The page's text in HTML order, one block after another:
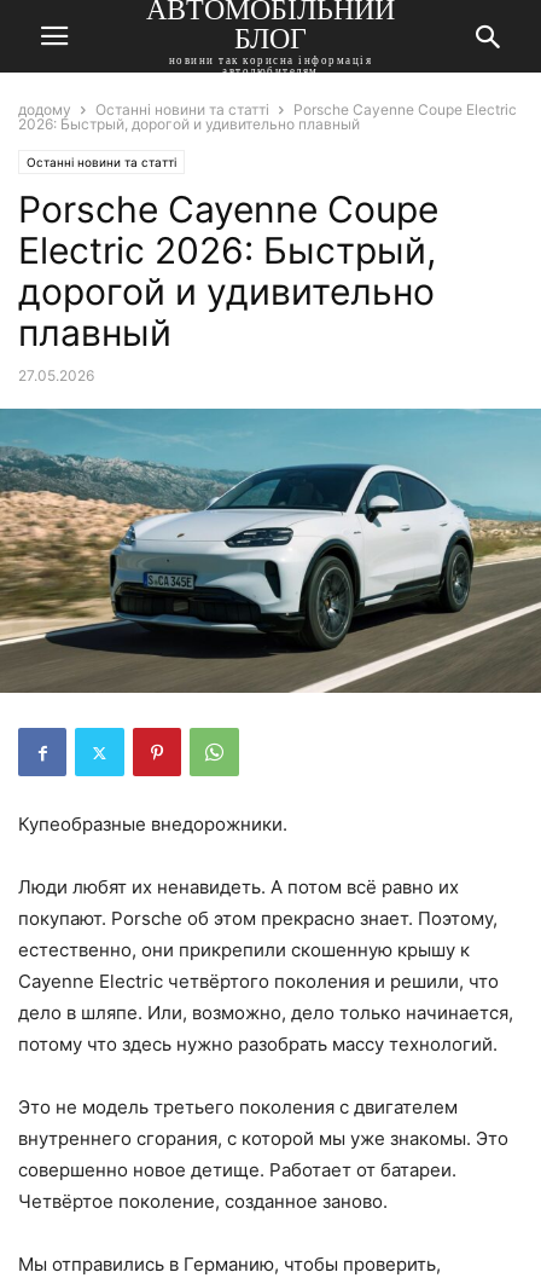
АВТОМОБІЛЬНИЙ
БЛОГ
новини так корисна інформація
автолюбителям
додому Останні новини та статті
Porsche Cayenne Coupe Electric
2026: Быстрый, дорогой и удивительно плавный
Останні новини та статті
Porsche Cayenne Coupe
Electric 2026: Быстрый,
дорогой и удивительно
плавный
27.05.2026
Купеобразные внедорожники.
Люди любят их ненавидеть. А потом всё равно их
покупают. Porsche об этом прекрасно знает. Поэтому,
естественно, они прикрепили скошенную крышу к
Cayenne Electric четвёртого поколения и решили, что
дело в шляпе. Или, возможно, дело только начинается,
потому что здесь нужно разобрать массу технологий.
Это не модель третьего поколения с двигателем
внутреннего сгорания, с которой мы уже знакомы. Это
совершенно новое детище. Работает от батареи.
Четвёртое поколение, созданное заново.
Мы отправились в Германию, чтобы проверить,